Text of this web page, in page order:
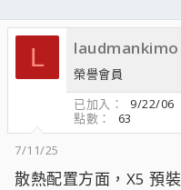
L laudmankimo
榮譽會員
已加入
9/22/06
點數
63
7/11/25
散熱配置方面，X5 預裝